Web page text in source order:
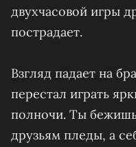
двухчасовой игры
пострадает.
Взгляд падает на
перестал играть
полночи. Ты
друзьям пледы, а